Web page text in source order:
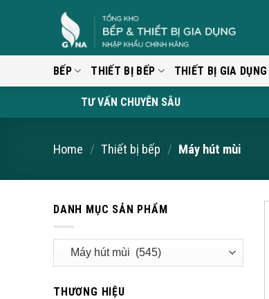
BẾP THIẾT BỊ BẾP THIẾT BỊ GIA DỤNG
TƯ VẤN CHUYÊN SÂU
Home / Thiết bị bếp / Máy hút mùi
DANH MỤC SẢN PHẨM
THƯƠNG HIỆU